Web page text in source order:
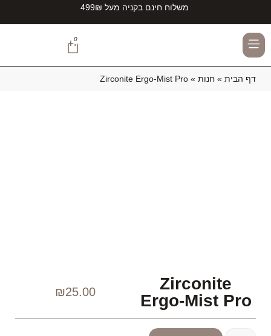
משלוח חינם בקניה מעל 499₪
0
דף הבית » חנות »
Zirconite Ergo-Mist Pro
Zirconite
Ergo-Mist Pro
₪25.00